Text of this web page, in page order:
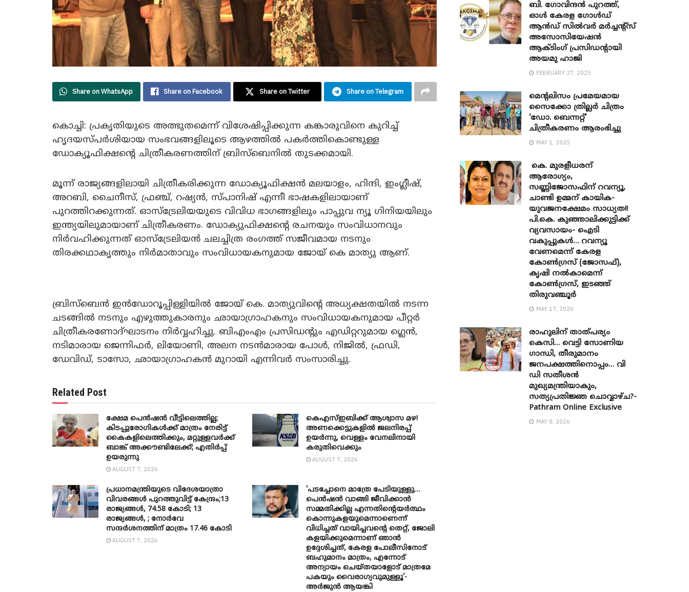
Share on WhatsApp Share on Facebook Share on Twitter Share on Telegram
കൊച്ചി: പ്രകൃതിയുടെ അത്ഭുതമെന്ന് വിശേഷിപ്പിക്കുന്ന കങ്കാരുവിനെ കുറിച്ച്
ഹൃദയസ്പർശിയായ സംഭവങ്ങളിലൂടെ ആഴത്തിൽ പകർത്തികൊണ്ടുള്ള
ഡോക്യൂഫിക്ഷന്റെ ചിത്രീകരണത്തിന് ബ്രിസ്ബെനിൽ തുടക്കമായി.
മൂന്ന് രാജ്യങ്ങളിലായി ചിത്രീകരിക്കുന്ന ഡോക്യൂഫിക്ഷൻ മലയാളം, ഹിന്ദി, ഇംഗ്ലീഷ്,
അറബി, ചൈനീസ്, ഫ്രഞ്ച്, റഷ്യൻ, സ്പാനിഷ് എന്നീ ഭാഷകളിലായാണ്
പുറത്തിറക്കുന്നത്. ഓസ്ട്രേലിയയുടെ വിവിധ ഭാഗങ്ങളിലും പാപ്പുവ ന്യൂ ഗിനിയയിലും
ഇന്ത്യയിലുമായാണ് ചിത്രീകരണം. ഡോക്യുഫിക്ഷന്റെ രചനയും സംവിധാനവും
നിർവഹിക്കുന്നത് ഓസ്ട്രേലിയൻ ചലച്ചിത്ര രംഗത്ത് സജീവമായ നടനും
തിരക്കഥാകൃത്തും നിർമാതാവും സംവിധായകനുമായ ജോയ് കെ മാത്യു ആണ്.
ബ്രിസ്‌ബെൻ ഇൻഡോറൂപ്പിള്ളിയിൽ ജോയ് കെ. മാത്യുവിന്റെ അധ്യക്ഷതയിൽ നടന്ന
ചടങ്ങിൽ നടനും എഴുത്തുകാരനും ഛായാഗ്രാഹകനും സംവിധായകനുമായ പീറ്റർ
ചിത്രീകരണോദ്ഘാടനം നിർവ്വഹിച്ചു. ബിഎംഎം പ്രസിഡന്റും എഡിറ്ററുമായ ഗ്ലെൻ,
നടിമാരായ ജെന്നിഫർ, ലിയോണി, അലന നടൻമാരായ പോൾ, നിജിൽ, ഫ്രഡി,
ഡേവിഡ്, ടാസോ, ഛായാഗ്രാഹകൻ മുറായി എന്നിവർ സംസാരിച്ചു.
Related Post
ക്ഷേമ പെൻഷൻ വീട്ടിലെത്തില്ല;
കിടപ്പുരോഗികൾക്ക് മാത്രം നേരിട്ട്
കൈകളിലെത്തിക്കും, മറ്റുള്ളവർക്ക്
ബാങ്ക് അക്കൗണ്ടിലേക്ക്; എതിർപ്പ്
ഉയരുന്നു
AUGUST 7, 2026
കെഎസ്ഇബിക്ക് ആശ്വാസ മഴ!
അണക്കെട്ടുകളിൽ ജലനിരപ്പ്
ഉയർന്നു, വെള്ളം വേനലിനായി
കരുതിവെക്കും
AUGUST 7, 2026
പ്രധാനമന്ത്രിയുടെ വിദേശയാത്രാ
വിവരങ്ങൾ പുറത്തുവിട്ട് കേന്ദ്രം;13
രാജ്യങ്ങൾ, 74.58 കോടി; 13
രാജ്യങ്ങൾ, ; നോർവേ
സന്ദർശനത്തിന് മാത്രം 17.46 കോടി
AUGUST 7, 2026
‘പടച്ചോനെ മാത്രേ പേടിയുള്ളു…
പെൻഷൻ വാങ്ങി ജീവിക്കാൻ
സമ്മതിക്കില്ല എന്നതിന്റെയർത്ഥം
കൊന്നുകളയുമെന്നാണെന്ന്
വിധിച്ചത് വായിച്ചവന്റെ തെറ്റ്, ജോലി
കളയിക്കുമെന്നാണ് ഞാൻ
ഉദ്ദേശിച്ചത്, കേരള പോലീസിനോട്
ബഹുമാനം മാത്രം, എന്നോട്
അന്യായം ചെയ്തയാളോട് മാത്രമേ
പകയും വൈരാഗ്യവുമുള്ളൂ’-
അർജുൻ ആയങ്കി
ബി. ​ഗോവിന്ദൻ പുറത്ത്,
ഓൾ കേരള ഗോൾഡ്
ആൻഡ് സിൽവർ മർച്ചന്റ്സ്
അസോസിയേഷൻ
ആക്ടിംഗ് പ്രസിഡന്റായി
അയമു ഹാജി
FEBRUARY 27, 2025
മെന്‍റലിസം പ്രമേയമായ
സൈക്കോ ത്രില്ലർ ചിത്രം
‘ഡോ. ബെന്നറ്റ്’
ചിത്രീകരണം ആരംഭിച്ചു
MAY 1, 2025
കെ. മുരളീധരന്
ആരോഗ്യം,
സണ്ണിജോസഫിന് റവന്യൂ,
ചാണ്ടി ഉമ്മന് കായിക-
യുവജനക്ഷേമം സാധ്യത!!
പി.കെ. കുഞ്ഞാലിക്കുട്ടിക്ക്
വ്യവസായം- ഐടി
വകുപ്പുകൾ… റവന്യൂ
വേണമെന്ന് കേരള
കോൺഗ്രസ് (ജോസഫ്),
കൃഷി നൽകാമെന്ന്
കോൺഗ്രസ്, ഇടഞ്ഞ്
തിരുവഞ്ചൂർ
MAY 17, 2026
രാഹുലിന് താത്പര്യം
കെസി… വെട്ടി സോണിയ ​
ഗാന്ധി, തീരുമാനം
ജനപക്ഷത്തിനൊപ്പം… വി
ഡി സതീശൻ
മുഖ്യമന്ത്രിയാകും,
സത്യപ്രതിജ്ഞ ചൊവ്വാഴ്ച?-
Pathram Online Exclusive
MAY 8, 2026